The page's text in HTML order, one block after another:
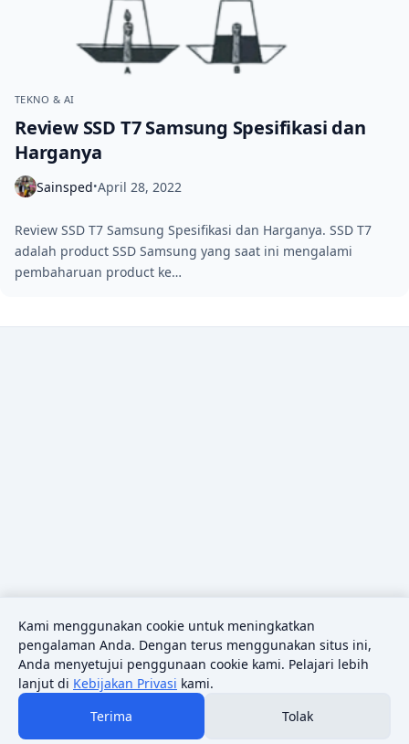
TEKNO & AI
Review SSD T7 Samsung Spesifikasi dan
Harganya
Sainsped•April 28, 2022
Review SSD T7 Samsung Spesifikasi dan Harganya. SSD T7
adalah product SSD Samsung yang saat ini mengalami
pembaharuan product ke…
Kami menggunakan cookie untuk meningkatkan
pengalaman Anda. Dengan terus menggunakan situs ini,
Anda menyetujui penggunaan cookie kami. Pelajari lebih
lanjut di Kebijakan Privasi kami.
Terima
Tolak